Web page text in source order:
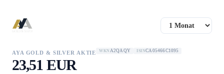
AYA GOLD & SILVER AKTIE WKN A2QAQY ISINCA05466C1095
23,51 EUR